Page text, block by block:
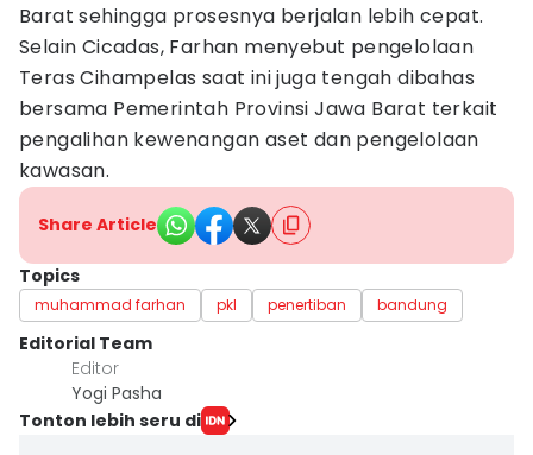
Barat sehingga prosesnya berjalan lebih cepat.
Selain Cicadas, Farhan menyebut pengelolaan
Teras Cihampelas saat ini juga tengah dibahas
bersama Pemerintah Provinsi Jawa Barat terkait
pengalihan kewenangan aset dan pengelolaan
kawasan.
Share Article
Topics
muhammad farhan pkl penertiban bandung
Editorial Team
Editor
Yogi Pasha
Tonton lebih seru di